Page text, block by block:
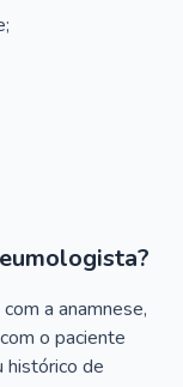
a anamnese,
o paciente
histórico de